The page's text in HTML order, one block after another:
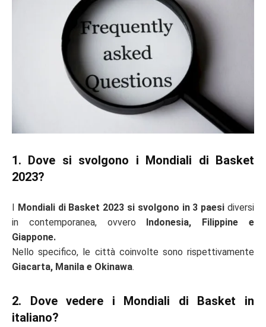
1. Dove si svolgono i Mondiali di Basket
2023?
I Mondiali di Basket 2023 si svolgono in 3 paesi diversi
in contemporanea, ovvero Indonesia, Filippine e
Giappone.
Nello specifico, le città coinvolte sono rispettivamente
Giacarta, Manila e Okinawa.
2. Dove vedere i Mondiali di Basket in
italiano?